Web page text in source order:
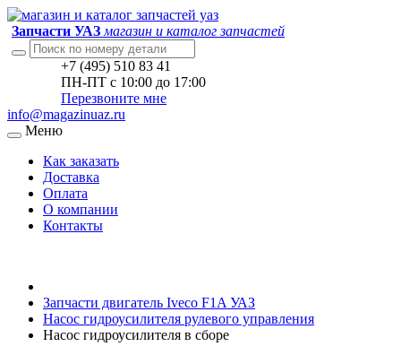
Запчасти УАЗ магазин и каталог запчастей
+7 (495) 510 83 41
ПН-ПТ с 10:00 до 17:00
Перезвоните мне
info@magazinuaz.ru
Меню
Как заказать
Доставка
Оплата
О компании
Контакты
Запчасти двигатель Iveco F1A УАЗ
Насос гидроусилителя рулевого управления
Насос гидроусилителя в сборе